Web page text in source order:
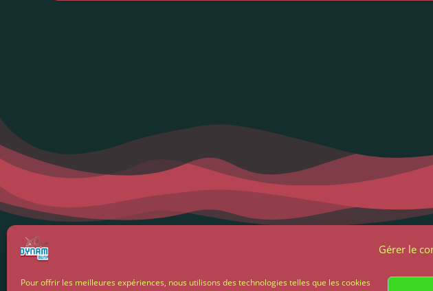
Gérer le
Pour offrir les meilleures expériences, nous utilisons des technologies telles que les cookies